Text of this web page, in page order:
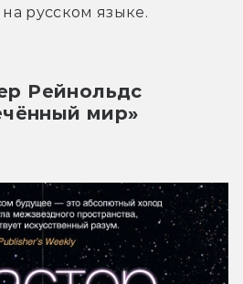
русском языке.
Рейнольдс
мир»